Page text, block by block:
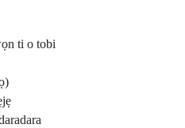
ti o tobi